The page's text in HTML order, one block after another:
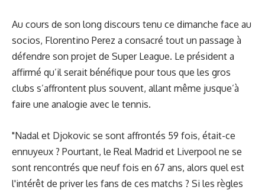
Au cours de son long discours tenu ce dimanche face au
socios, Florentino Perez a consacré tout un passage à
défendre son projet de Super League. Le président a
affirmé qu’il serait bénéfique pour tous que les gros
clubs s’affrontent plus souvent, allant même jusque’à
faire une analogie avec le tennis.
"Nadal et Djokovic se sont affrontés 59 fois, était-ce
ennuyeux ? Pourtant, le Real Madrid et Liverpool ne se
sont rencontrés que neuf fois en 67 ans, alors quel est
l'intérêt de priver les fans de ces matchs ? Si les règles